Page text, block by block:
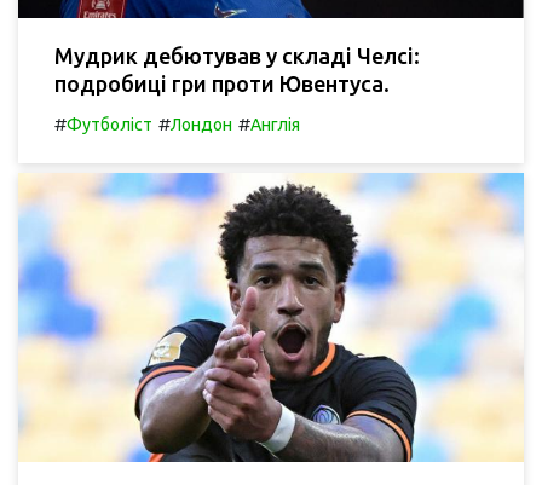
Мудрик дебютував у складі Челсі:
подробиці гри проти Ювентуса.
#Футболіст #Лондон #Англія